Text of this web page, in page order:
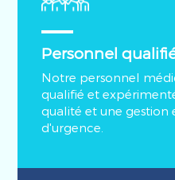
Personnel
Notre personnel
qualifié et
qualité et une gestion
d'urgence.